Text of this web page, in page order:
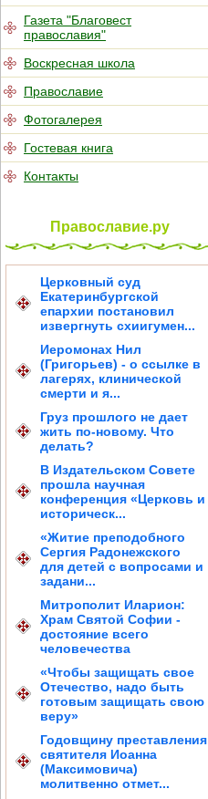
Газета "Благовест
православия"
Воскресная школа
Православие
Фотогалерея
Гостевая книга
Контакты
Православие.ру
Церковный суд
Екатеринбургской
епархии постановил
извергнуть схиигумен...
Иеромонах Нил
(Григорьев) - о ссылке в
лагерях, клинической
смерти и я...
Груз прошлого не дает
жить по-новому. Что
делать?
В Издательском Совете
прошла научная
конференция «Церковь и
историческ...
«Житие преподобного
Сергия Радонежского
для детей с вопросами и
задани...
Митрополит Иларион:
Храм Святой Софии -
достояние всего
человечества
«Чтобы защищать свое
Отечество, надо быть
готовым защищать свою
веру»
Годовщину преставления
святителя Иоанна
(Максимовича)
молитвенно отмет...